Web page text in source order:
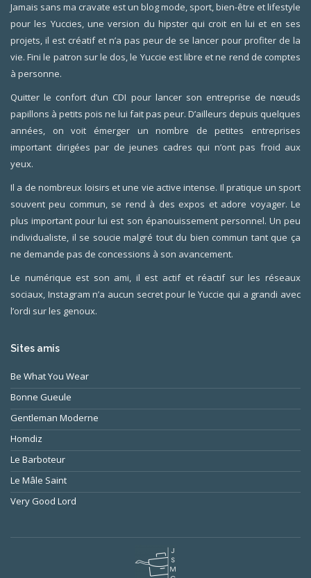
Jamais sans ma cravate est un blog mode, sport, bien-être et lifestyle
pour les Yuccies, une version du hipster qui croit en lui et en ses
projets, il est créatif et n’a pas peur de se lancer pour profiter de la
vie. Fini le patron sur le dos, le Yuccie est libre et ne rend de comptes
à personne.
Quitter le confort d’un CDI pour lancer son entreprise de nœuds
papillons à petits pois ne lui fait pas peur. D’ailleurs depuis quelques
années, on voit émerger un nombre de petites entreprises
important dirigées par de jeunes cadres qui n’ont pas froid aux
yeux.
Il a de nombreux loisirs et une vie active intense. Il pratique un sport
souvent peu commun, se rend à des expos et adore voyager. Le
plus important pour lui est son épanouissement personnel. Un peu
individualiste, il se soucie malgré tout du bien commun tant que ça
ne demande pas de concessions à son avancement.
Le numérique est son ami, il est actif et réactif sur les réseaux
sociaux, Instagram n’a aucun secret pour le Yuccie qui a grandi avec
l’ordi sur les genoux.
Sites amis
Be What You Wear
Bonne Gueule
Gentleman Moderne
Homdiz
Le Barboteur
Le Mâle Saint
Very Good Lord